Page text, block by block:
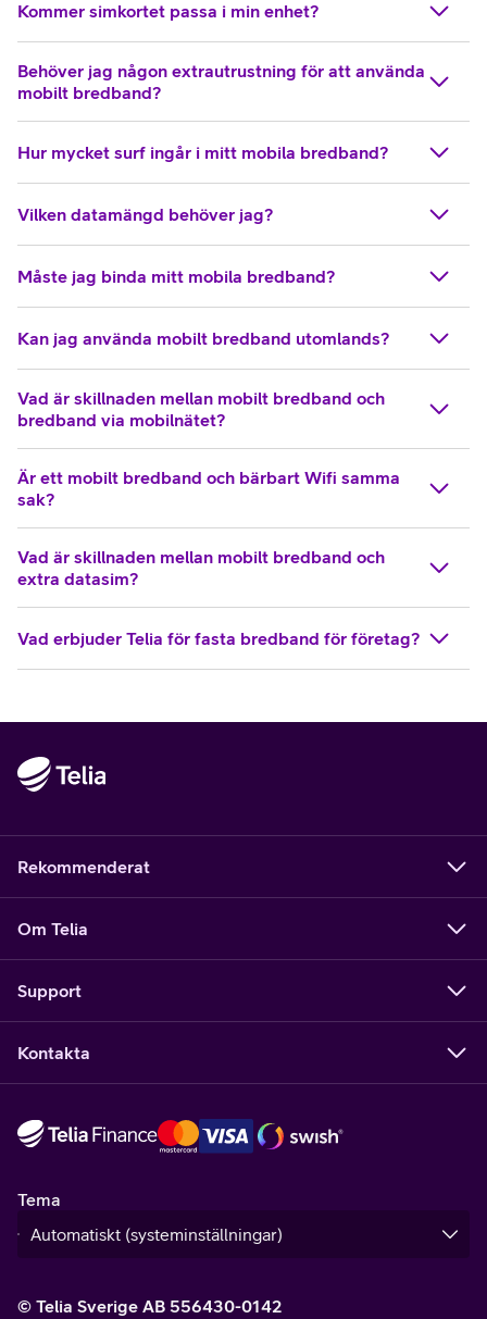
Kommer simkortet passa i min enhet?
Behöver jag någon extrautrustning för att använda
mobilt bredband?
Hur mycket surf ingår i mitt mobila bredband?
Vilken datamängd behöver jag?
Måste jag binda mitt mobila bredband?
Kan jag använda mobilt bredband utomlands?
Vad är skillnaden mellan mobilt bredband och
bredband via mobilnätet?
Är ett mobilt bredband och bärbart Wifi samma
sak?
Vad är skillnaden mellan mobilt bredband och
extra datasim?
Vad erbjuder Telia för fasta bredband för företag?
Rekommenderat
Om Telia
Support
Kontakta
Tema
© Telia Sverige AB 556430-0142